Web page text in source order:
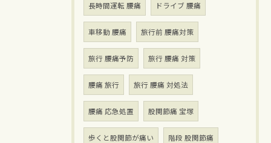
長時間運転 腰痛 ドライブ 腰痛
車移動 腰痛 旅行前 腰痛対策
旅行 腰痛予防 旅行 腰痛 対策
腰痛 旅行 旅行 腰痛 対処法
腰痛 応急処置 股関節痛 宝塚
歩くと股関節が痛い 階段 股関節痛